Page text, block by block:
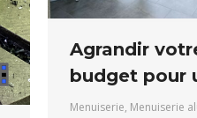
Agrandir
budget pour
Menuiserie, Menuiserie